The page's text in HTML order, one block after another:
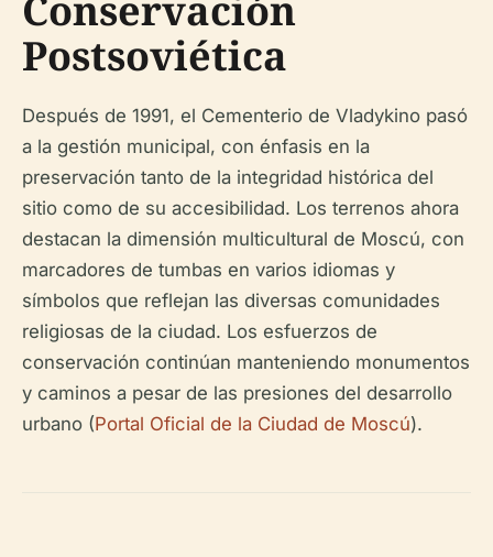
Postsoviética
Después de 1991, el Cementerio de Vladykino pasó
a la gestión municipal, con énfasis en la
preservación tanto de la integridad histórica del
sitio como de su accesibilidad. Los terrenos ahora
destacan la dimensión multicultural de Moscú, con
marcadores de tumbas en varios idiomas y
símbolos que reflejan las diversas comunidades
religiosas de la ciudad. Los esfuerzos de
conservación continúan manteniendo monumentos
y caminos a pesar de las presiones del desarrollo
urbano (Portal Oficial de la Ciudad de Moscú).